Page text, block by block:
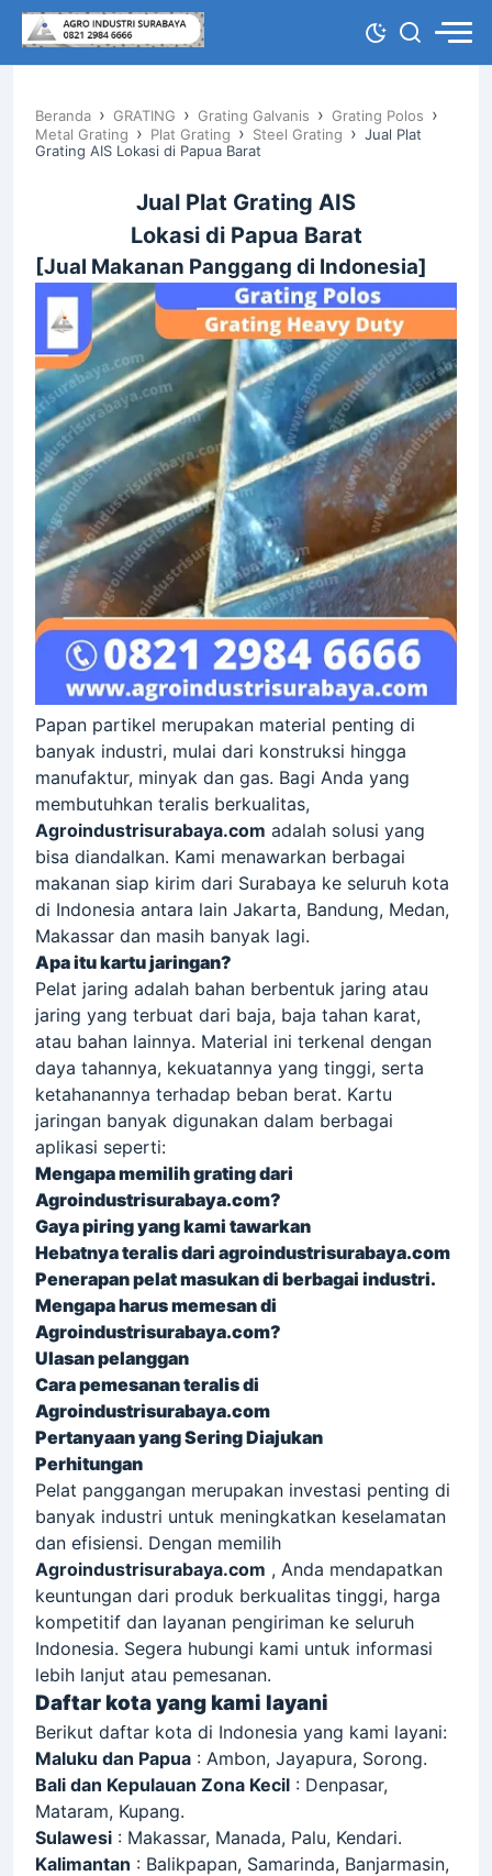
Beranda › GRATING › Grating Galvanis › Grating Polos ›
Metal Grating › Plat Grating › Steel Grating › Jual Plat
Grating AIS Lokasi di Papua Barat
Jual Plat Grating AIS
Lokasi di Papua Barat
[Jual Makanan Panggang di Indonesia]
Papan partikel merupakan material penting di
banyak industri, mulai dari konstruksi hingga
manufaktur, minyak dan gas. Bagi Anda yang
membutuhkan teralis berkualitas,
Agroindustrisurabaya.com adalah solusi yang
bisa diandalkan. Kami menawarkan berbagai
makanan siap kirim dari Surabaya ke seluruh kota
di Indonesia antara lain Jakarta, Bandung, Medan,
Makassar dan masih banyak lagi.
Apa itu kartu jaringan?
Pelat jaring adalah bahan berbentuk jaring atau
jaring yang terbuat dari baja, baja tahan karat,
atau bahan lainnya. Material ini terkenal dengan
daya tahannya, kekuatannya yang tinggi, serta
ketahanannya terhadap beban berat. Kartu
jaringan banyak digunakan dalam berbagai
aplikasi seperti:
Mengapa memilih grating dari
Agroindustrisurabaya.com?
Gaya piring yang kami tawarkan
Hebatnya teralis dari agroindustrisurabaya.com
Penerapan pelat masukan di berbagai industri.
Mengapa harus memesan di
Agroindustrisurabaya.com?
Ulasan pelanggan
Cara pemesanan teralis di
Agroindustrisurabaya.com
Pertanyaan yang Sering Diajukan
Perhitungan
Pelat panggangan merupakan investasi penting di
banyak industri untuk meningkatkan keselamatan
dan efisiensi. Dengan memilih
Agroindustrisurabaya.com , Anda mendapatkan
keuntungan dari produk berkualitas tinggi, harga
kompetitif dan layanan pengiriman ke seluruh
Indonesia. Segera hubungi kami untuk informasi
lebih lanjut atau pemesanan.
Daftar kota yang kami layani
Berikut daftar kota di Indonesia yang kami layani:
Maluku dan Papua : Ambon, Jayapura, Sorong.
Bali dan Kepulauan Zona Kecil : Denpasar,
Mataram, Kupang.
Sulawesi : Makassar, Manada, Palu, Kendari.
Kalimantan : Balikpapan, Samarinda, Banjarmasin,